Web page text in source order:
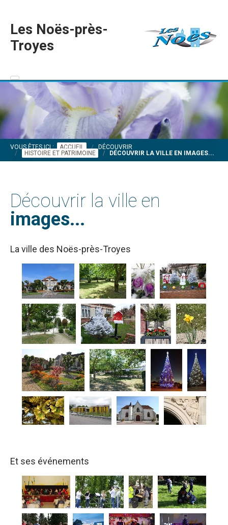
Les Noës-près-
Troyes
VOUS ÊTES ICI : ACCUEIL
DÉCOUVRIR
HISTOIRE ET PATRIMOINE
DÉCOUVRIR LA VILLE EN IMAGES...
Découvrir la ville en
images...
La ville des Noës-près-Troyes
Et ses événements